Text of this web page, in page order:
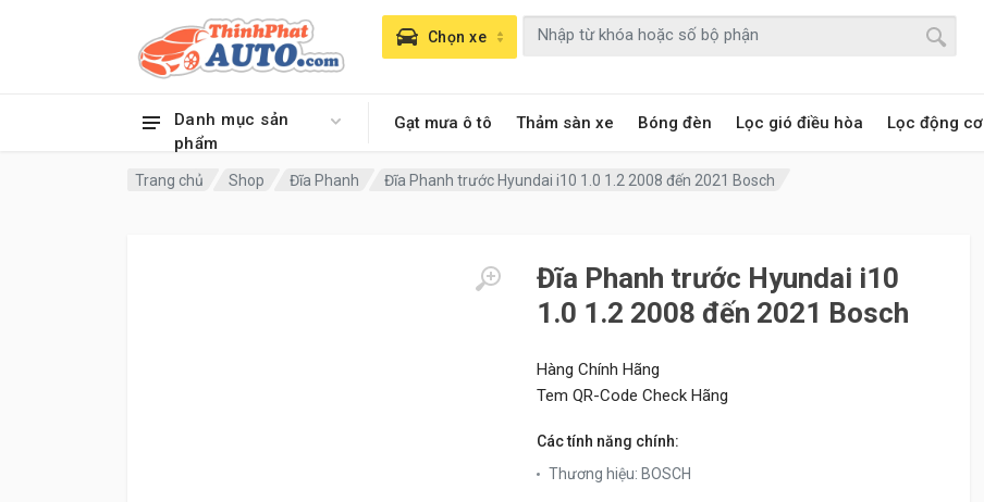
Danh mục sản
phẩm
Gạt mưa ô tô Thảm sàn xe Bóng đèn Lọc gió điều hòa Lọc động cơ
Chọn xe
Trang chủ Shop Đĩa Phanh Đĩa Phanh trước Hyundai i10 1.0 1.2 2008 đến 2021 Bosch
Đĩa Phanh trước Hyundai i10
1.0 1.2 2008 đến 2021 Bosch
Hàng Chính Hãng
Tem QR-Code Check Hãng
Các tính năng chính:
Thương hiệu: BOSCH